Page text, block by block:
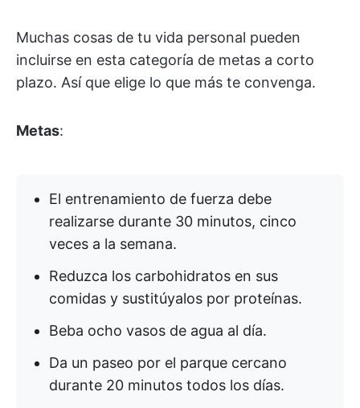
Muchas cosas de tu vida personal pueden
incluirse en esta categoría de metas a corto
plazo. Así que elige lo que más te convenga.
Metas:
El entrenamiento de fuerza debe
realizarse durante 30 minutos, cinco
veces a la semana.
Reduzca los carbohidratos en sus
comidas y sustitúyalos por proteínas.
Beba ocho vasos de agua al día.
Da un paseo por el parque cercano
durante 20 minutos todos los días.